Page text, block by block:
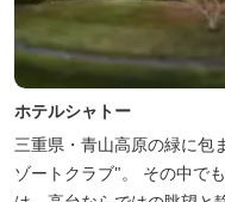
ホテルシャトー
三重県・青山高原の緑に包
ゾートクラブ"。 その中でも人気の宿泊施設「ホテルシャトー」